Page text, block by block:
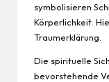
symbolisieren
Körperlichkeit.
Traumerklärung.
Die spirituelle
bevorstehende